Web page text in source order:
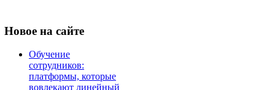
Новое на сайте
Обучение
сотрудников:
платформы, которые
вовлекают линейный